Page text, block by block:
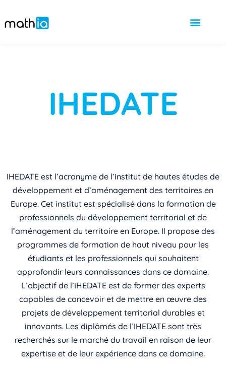
IHEDATE
IHEDATE est l’acronyme de l’Institut de hautes études de
développement et d’aménagement des territoires en
Europe. Cet institut est spécialisé dans la formation de
professionnels du développement territorial et de
l’aménagement du territoire en Europe. Il propose des
programmes de formation de haut niveau pour les
étudiants et les professionnels qui souhaitent
approfondir leurs connaissances dans ce domaine.
L’objectif de l’IHEDATE est de former des experts
capables de concevoir et de mettre en œuvre des
projets de développement territorial durables et
innovants. Les diplômés de l’IHEDATE sont très
recherchés sur le marché du travail en raison de leur
expertise et de leur expérience dans ce domaine.